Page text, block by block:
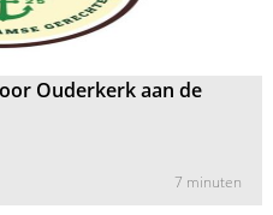
Ouderkerk aan de
7 minuten